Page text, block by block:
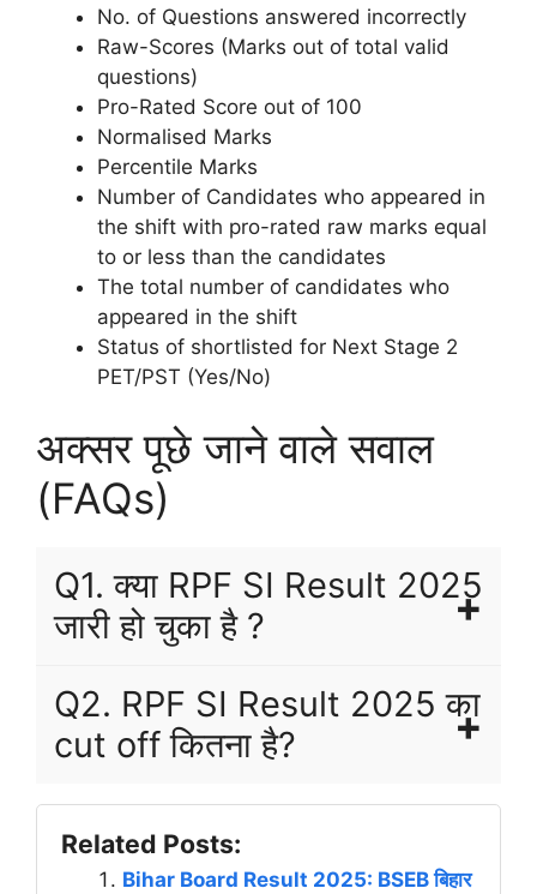
No. of Questions answered incorrectly
Raw-Scores (Marks out of total valid
questions)
Pro-Rated Score out of 100
Normalised Marks
Percentile Marks
Number of Candidates who appeared in
the shift with pro-rated raw marks equal
to or less than the candidates
The total number of candidates who
appeared in the shift
Status of shortlisted for Next Stage 2
PET/PST (Yes/No)
अक्सर पूछे जाने वाले सवाल
(FAQs)
Q1. क्या RPF SI Result 2025
जारी हो चुका है ?
Q2. RPF SI Result 2025 का
cut off कितना है?
Related Posts:
Bihar Board Result 2025: BSEB बिहार